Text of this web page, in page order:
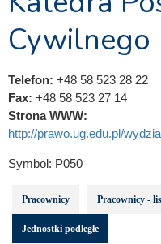
Cywilnego
Telefon: +48 58 523 28 22
Fax: +48 58 523 27 14
Strona WWW:
http://prawo.ug.edu.pl/
Symbol: P050
Pracownicy Pracownicy -
Jednostki podległe